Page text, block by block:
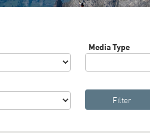
Media Type